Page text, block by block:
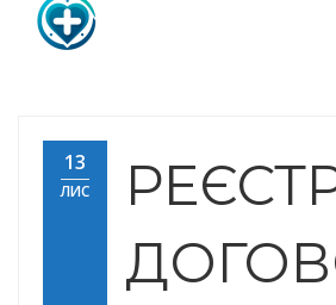
Черкаський
центр ПМСД"
13
ЛИС